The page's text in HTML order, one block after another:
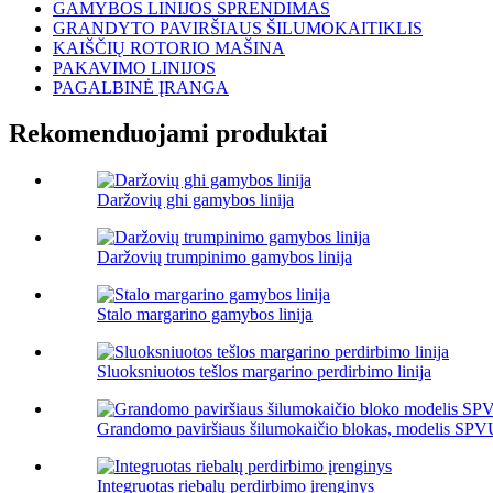
GAMYBOS LINIJOS SPRENDIMAS
GRANDYTO PAVIRŠIAUS ŠILUMOKAITIKLIS
KAIŠČIŲ ROTORIO MAŠINA
PAKAVIMO LINIJOS
PAGALBINĖ ĮRANGA
Rekomenduojami produktai
Daržovių ghi gamybos linija
Daržovių trumpinimo gamybos linija
Stalo margarino gamybos linija
Sluoksniuotos tešlos margarino perdirbimo linija
Grandomo paviršiaus šilumokaičio blokas, modelis
Integruotas riebalų perdirbimo įrenginys